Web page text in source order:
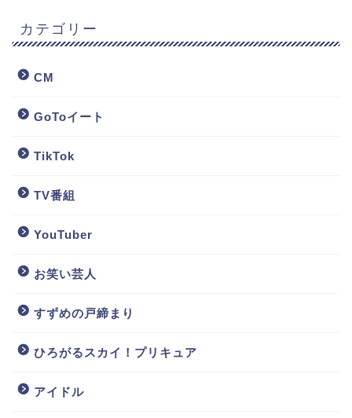
カテゴリー
CM
GoToイート
TikTok
TV番組
YouTuber
お笑い芸人
すずめの戸締まり
ひろがるスカイ！プリキュア
アイドル